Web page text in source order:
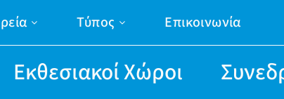
Τύπος Επικοινωνία
Εκθεσιακοί Χώροι